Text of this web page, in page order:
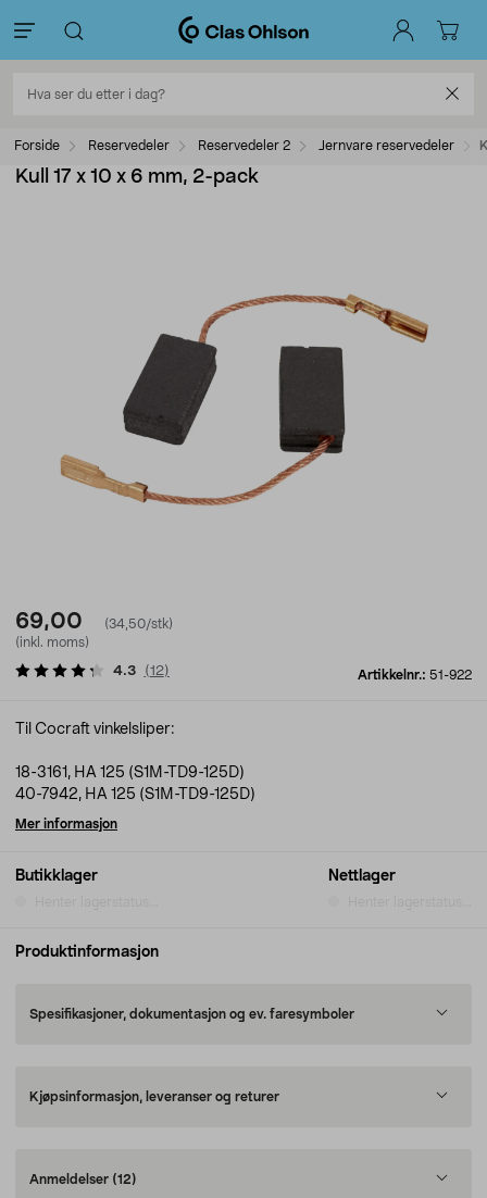
Forside Reservedeler Reservedeler 2 Jernvare reservedeler
Kull 17 x 10 x 6 mm, 2-pack
69,00
(34,50/stk)
(inkl. moms)
Artikkelnr.: 51-922
4.3 (12)
Butikklager Nettlager
Til Cocraft vinkelsliper:
18-3161, HA 125 (S1M-TD9-125D)
40-7942, HA 125 (S1M-TD9-125D)
Mer informasjon
Produktinformasjon
Spesifikasjoner, dokumentasjon og ev. faresymboler
Kjøpsinformasjon, leveranser og returer
Anmeldelser (12)